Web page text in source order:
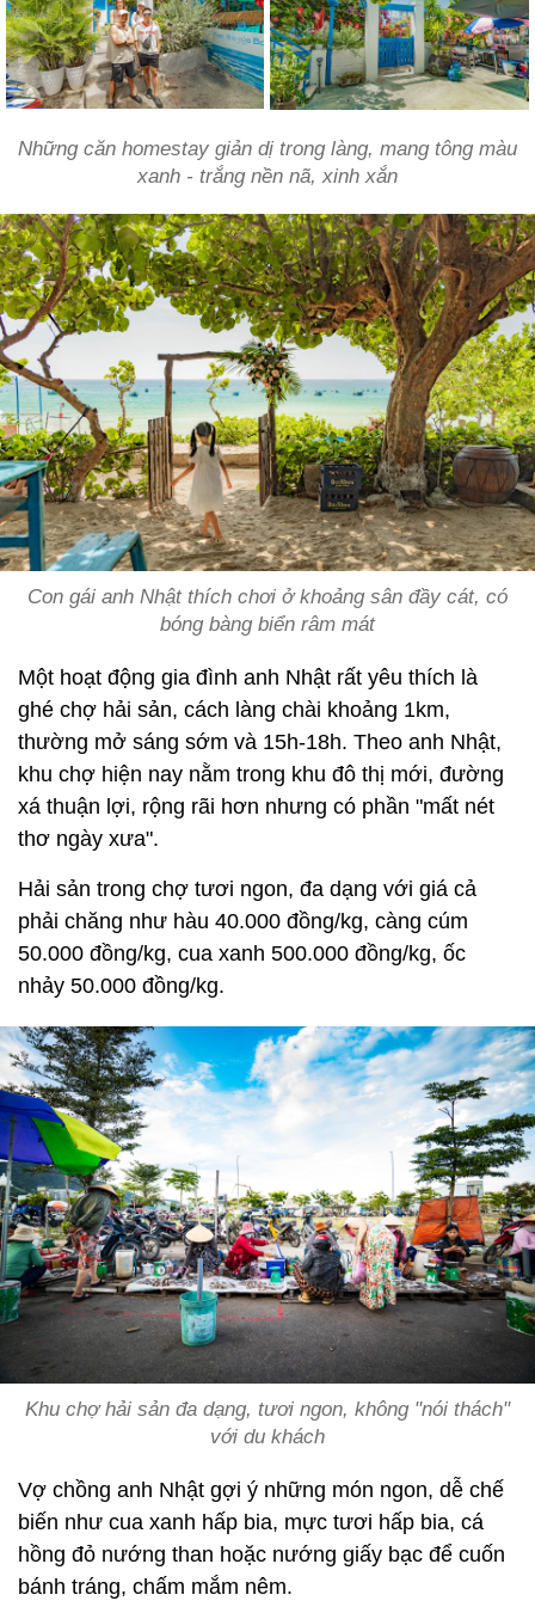
Những căn homestay giản dị trong làng, mang tông màu
xanh - trắng nền nã, xinh xắn
Con gái anh Nhật thích chơi ở khoảng sân đầy cát, có
bóng bàng biển râm mát
Một hoạt động gia đình anh Nhật rất yêu thích là
ghé chợ hải sản, cách làng chài khoảng 1km,
thường mở sáng sớm và 15h-18h. Theo anh Nhật,
khu chợ hiện nay nằm trong khu đô thị mới, đường
xá thuận lợi, rộng rãi hơn nhưng có phần "mất nét
thơ ngày xưa".
Hải sản trong chợ tươi ngon, đa dạng với giá cả
phải chăng như hàu 40.000 đồng/kg, càng cúm
50.000 đồng/kg, cua xanh 500.000 đồng/kg, ốc
nhảy 50.000 đồng/kg.
Khu chợ hải sản đa dạng, tươi ngon, không "nói thách"
với du khách
Vợ chồng anh Nhật gợi ý những món ngon, dễ chế
biến như cua xanh hấp bia, mực tươi hấp bia, cá
hồng đỏ nướng than hoặc nướng giấy bạc để cuốn
bánh tráng, chấm mắm nêm.